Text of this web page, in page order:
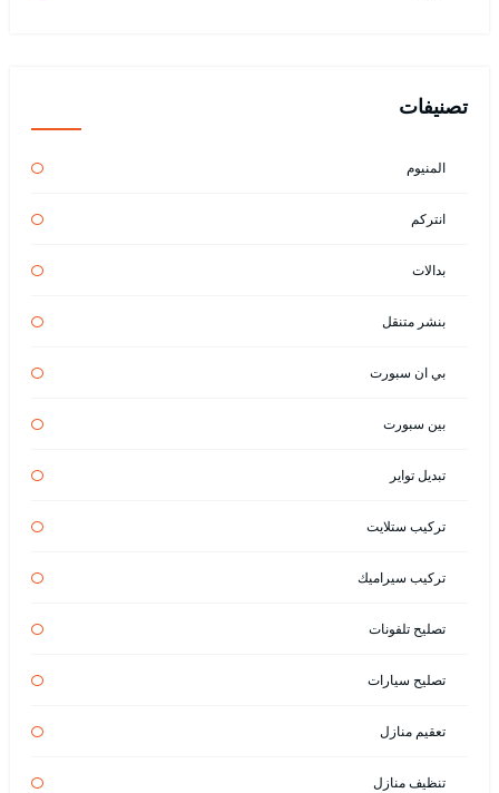
تصنيفات
المنيوم
انتركم
بدالات
بنشر متنقل
بي ان سبورت
بين سبورت
تبديل تواير
تركيب ستلايت
تركيب سيراميك
تصليح تلفونات
تصليح سيارات
تعقيم منازل
تنظيف منازل